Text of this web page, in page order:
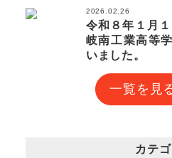
2026.02.26
令和８年１月
岐南工業高等
いました。
一覧を見
カテゴ